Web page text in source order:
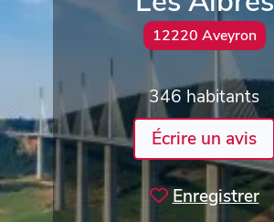
12220 Aveyron
346 habitants
Écrire un avis
Enregistrer